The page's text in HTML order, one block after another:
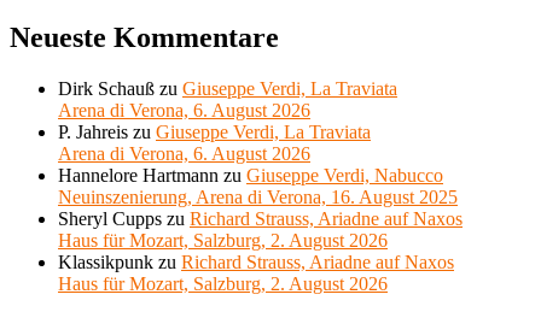
Neueste Kommentare
Dirk Schauß zu Giuseppe Verdi, La Traviata
Arena di Verona, 6. August 2026
P. Jahreis zu Giuseppe Verdi, La Traviata
Arena di Verona, 6. August 2026
Hannelore Hartmann zu Giuseppe Verdi, Nabucco
Neuinszenierung, Arena di Verona, 16. August 2025
Sheryl Cupps zu Richard Strauss, Ariadne auf Naxos
Haus für Mozart, Salzburg, 2. August 2026
Klassikpunk zu Richard Strauss, Ariadne auf Naxos
Haus für Mozart, Salzburg, 2. August 2026